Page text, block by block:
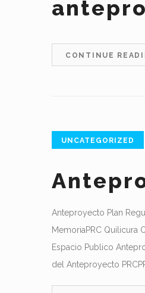
CONTINUE
UNCATEGORIZED
Anteproyecto Plan
MemoriaPRC Quilicura
Espacio Publico
del Anteproyecto